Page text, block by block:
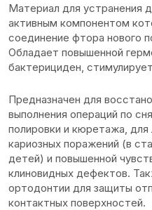
Материал для устранения
активным компонентом
соединение фтора нового
Обладает повышенной
бактерициден,
Предназначен для
выполнения операций по
полировки и кюретажа,
кариозных поражений (в
детей) и повышенной
клиновидных дефектов.
ортодонтии для защиты
контактных поверхностей.